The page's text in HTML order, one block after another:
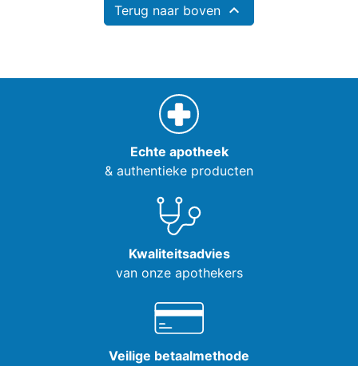
Terug naar boven 
Echte apotheek
& authentieke producten
Kwaliteitsadvies
van onze apothekers
Veilige betaalmethode